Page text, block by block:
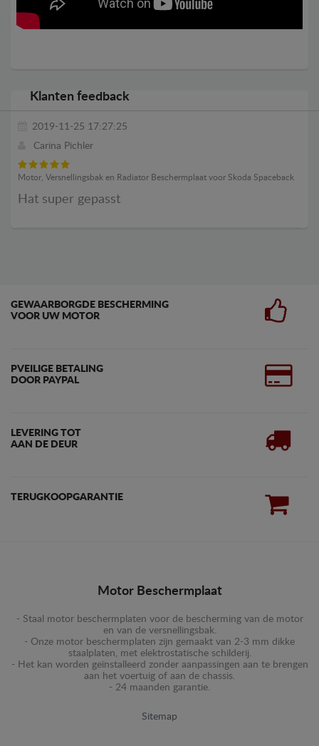
Klanten feedback
2019-11-25 17:27:25
Carina Pichler
Motor, Versnellingsbak en Radiator Beschermplaat voor Skoda Spaceback
Hat super gepasst
GEWAARBORGDE BESCHERMING
VOOR UW MOTOR
PVEILIGE BETALING
DOOR PAYPAL
LEVERING TOT
AAN DE DEUR
TERUGKOOPGARANTIE
Motor Beschermplaat
- Staal motor beschermplaten voor de bescherming van de motor
en van de versnellingsbak.
- Onze motor beschermplaten zijn gemaakt van 2-3 mm dikke
staalplaten, met elektrostatische schilderij.
- Het kan worden geïnstalleerd zonder aanpassingen aan te brengen
aan het voertuig of aan de chassis.
- 24 maanden garantie.
Sitemap